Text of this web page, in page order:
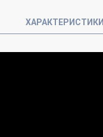
ХАРАКТЕРИСТИКИ